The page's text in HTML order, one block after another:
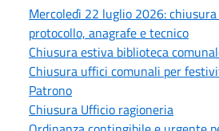
Mercoledì 22 luglio 2026:
protocollo, anagrafe e tecnico
Chiusura estiva biblioteca
Chiusura uffici comunali per
Patrono
Chiusura Ufficio ragioneria